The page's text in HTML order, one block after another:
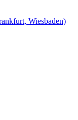
Wiesbaden)